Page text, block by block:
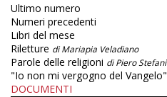
Ultimo numero
Numeri precedenti
Libri del mese
Riletture di Mariapia Veladiano
Parole delle religioni di Piero Stefani
"Io non mi vergogno del Vangelo"
DOCUMENTI